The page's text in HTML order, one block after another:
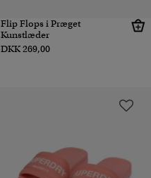
Flip Flops i Præget
Kunstlæder
DKK 269,00